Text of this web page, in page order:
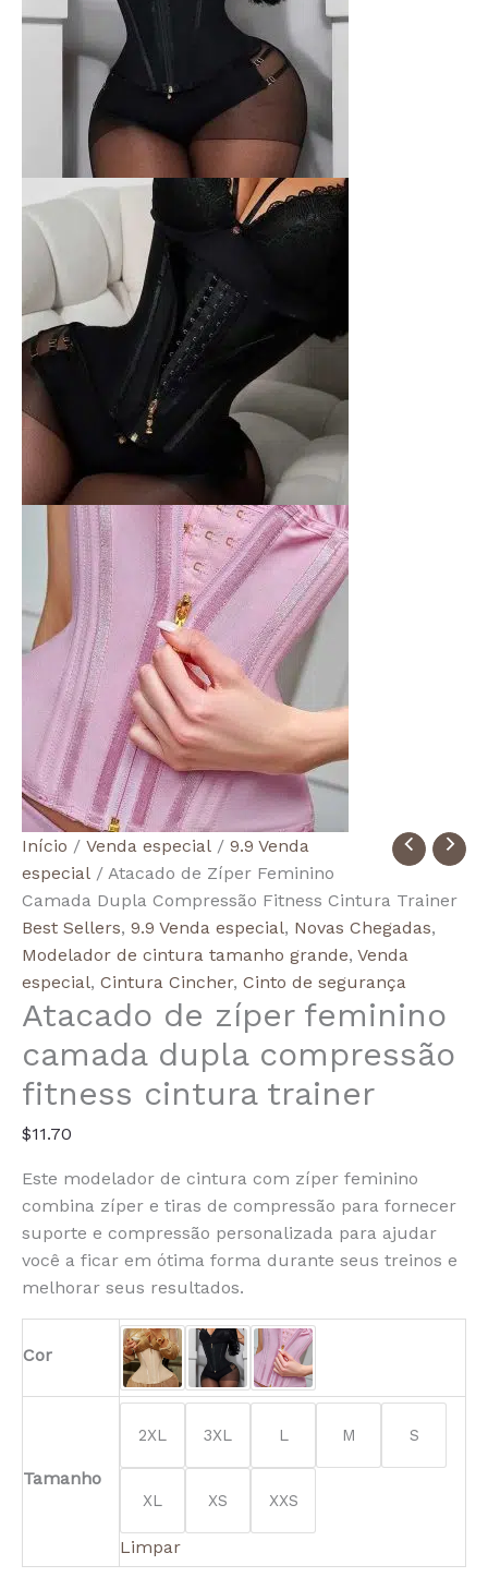
Início / Venda especial / 9.9 Venda
especial / Atacado de Zíper Feminino
Camada Dupla Compressão Fitness Cintura Trainer
Best Sellers, 9.9 Venda especial, Novas Chegadas,
Modelador de cintura tamanho grande, Venda
especial, Cintura Cincher, Cinto de segurança
Atacado de zíper feminino
camada dupla compressão
fitness cintura trainer
$11.70
Este modelador de cintura com zíper feminino
combina zíper e tiras de compressão para fornecer
suporte e compressão personalizada para ajudar
você a ficar em ótima forma durante seus treinos e
melhorar seus resultados.
Cor
Tamanho
2XL 3XL L M S
XL XS XXS
Limpar
Quantidade
de
Wholesale
Women's
Zipper
Double
Layer
Fitness
Waist